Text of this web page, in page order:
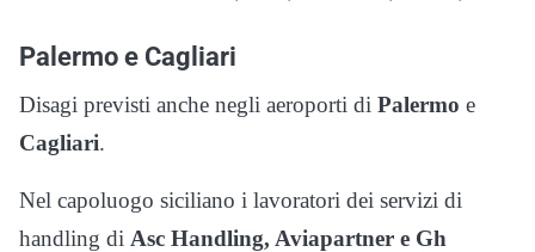
Palermo e Cagliari
Disagi previsti anche negli aeroporti di Palermo e
Cagliari.
Nel capoluogo siciliano i lavoratori dei servizi di
handling di Asc Handling, Aviapartner e Gh